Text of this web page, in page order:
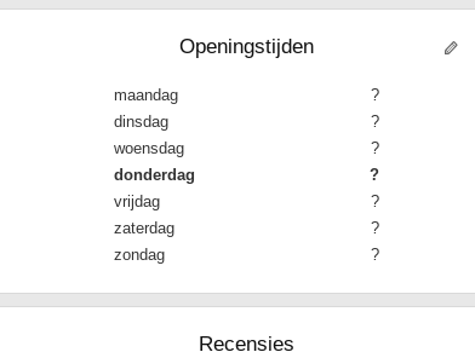
Openingstijden
maandag
?
dinsdag
?
woensdag
?
donderdag
?
vrijdag
?
zaterdag
?
zondag
?
Recensies